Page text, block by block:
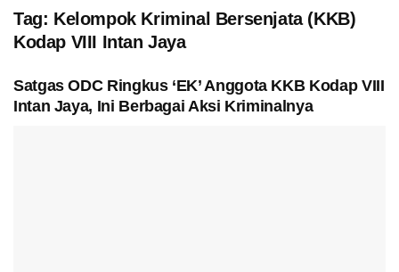
Tag: Kelompok Kriminal Bersenjata (KKB)
Kodap VIII Intan Jaya
Satgas ODC Ringkus ‘EK’ Anggota KKB Kodap VIII
Intan Jaya, Ini Berbagai Aksi Kriminalnya